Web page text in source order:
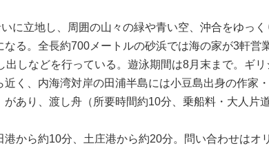
に立地し、周囲の山々の緑や青い空、沖合をゆっく
る。全長約700メートルの砂浜では海の家が3軒営
しなどを行っている。遊泳期間は8月末まで。ギリ
く、内海湾対岸の田浦半島には小豆島出身の作家
あり、渡し舟（所要時間約10分、乗船料・大人片
から約10分、土庄港から約20分。問い合わせはオ